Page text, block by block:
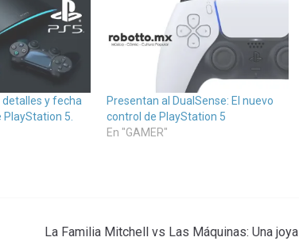
y fecha
5.
Presentan al DualSense: El nuevo
control de PlayStation 5
En "GAMER"
La Familia Mitchell vs Las Máquinas: Una joya